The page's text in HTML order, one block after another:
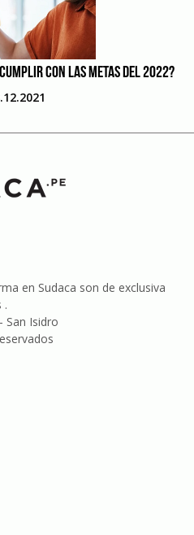
CON LAS METAS DEL 2022?
en Sudaca son de exclusiva
.
San Isidro